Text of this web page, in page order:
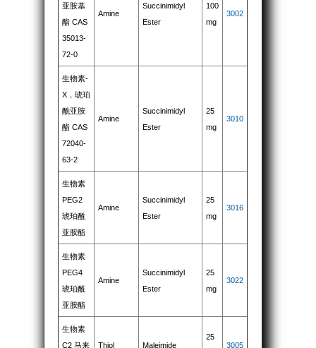
亚胺基
酯 CAS
35013-
72-0
Amine
Succinimidyl
Ester
100
mg
3002
生物素-
X，琥珀
酰亚胺
酯 CAS
72040-
63-2
Amine
Succinimidyl
Ester
25
mg
3010
生物素
PEG2
琥珀酰
亚胺酯
Amine
Succinimidyl
Ester
25
mg
3016
生物素
PEG4
琥珀酰
亚胺酯
Amine
Succinimidyl
Ester
25
mg
3022
生物素
C2 马来
Thiol Maleimide
25
3005